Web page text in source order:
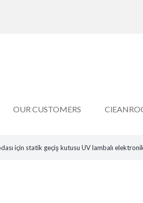
OUR CUSTOMERS
için statik geçiş kutusu UV lambalı